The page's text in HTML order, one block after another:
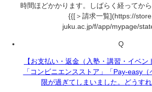
時間ほどかかります。しばらく経ってか
{{[＞請求一覧](https://
juku.ac.jp/f/app/mypage/
Q
【お支払い・返金（入塾・講習・イベ
「コンビニエンスストア」「Pay-easy
限が過ぎてしまいました。どうす